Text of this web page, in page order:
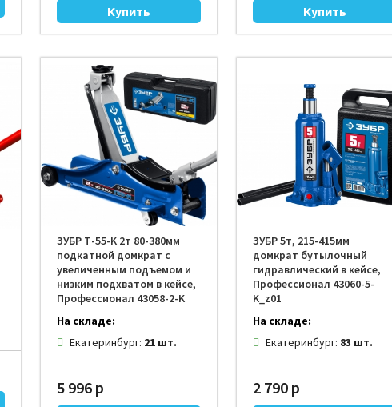
ЗУБР Т-55-K 2т 80-380мм
подкатной домкрат с
увеличенным подъемом и
низким подхватом в кейсе,
Профессионал 43058-2-K
На складе:
Екатеринбург: 21 шт.
5 996 р
ЗУБР 5т, 215-415мм
домкрат бутылочный
гидравлический в кейсе,
Профессионал 43060-5-
K_z01
На складе:
Екатеринбург: 83 шт.
2 790 р